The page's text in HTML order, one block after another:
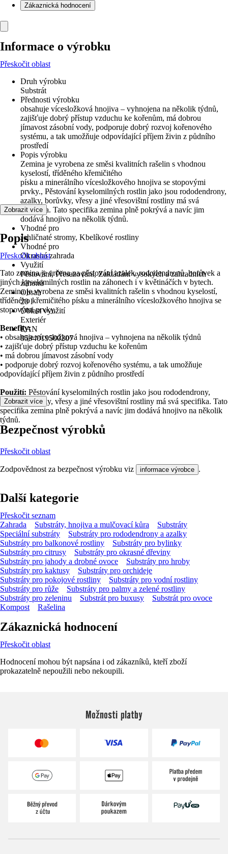
Zákaznická hodnocení
Informace o výrobku
Přeskočit oblast
Druh výrobku
Substrát
Přednosti výrobku
obsahuje vícesložková hnojiva – vyhnojena na několik týdnů,
zajišťuje dobrý přístup vzduchu ke kořenům, má dobrou
jímavost zásobní vody, podporuje dobrý rozvoj kořenového
systému, a tak umožňuje odpovídající příjem živin z půdního
prostředí
Popis výrobku
Zemina je vyrobena ze směsi kvalitních rašelin s vhodnou
kyselostí, tříděného křemičitého
písku a minerálního vícesložkového hnojiva se stopovými
prvky., Pěstování kyselomilných rostlin jako jsou rododendrony,
azalky, borůvky, vřesy a jiné vřesovištní rostliny má svá
specifika. Tato specifika zemina plně pokrývá a navíc jim
dodává hnojivo na několik týdnů.
Vhodné pro
Jehličnaté stromy, Kbelíkové rostliny
Vhodné pro
Okrasná zahrada
Využití
Pěstování, Přesazování, Zakládání vysokých a zahradních
záhonů
Obsah
20 l
Oblast využití
Exteriér
EAN
8594019500207
Zobrazit více
Popis
Přeskočit oblast
Tato zemina je určena na pěstování azalek, rododendronů, borůvek a
jiných kyselomilných rostlin na záhonech i v květináčích v bytech.
Zemina je vyrobena ze směsi kvalitních rašelin s vhodnou kyselostí,
tříděného křemičitého písku a minerálního vícesložkového hnojiva se
stopovými prvky.
Benefity:
• obsahuje vícesložková hnojiva – vyhnojena na několik týdnů
• zajišťuje dobrý přístup vzduchu ke kořenům
• má dobrou jímavost zásobní vody
• podporuje dobrý rozvoj kořenového systému, a tak umožňuje
odpovídající příjem živin z půdního prostředí
Použití: Pěstování kyselomilných rostlin jako jsou rododendrony,
azalky, borůvky, vřesy a jiné vřesovištní rostliny má svá specifika. Tato
specifika zemina plně pokrývá a navíc jim dodává hnojivo na několik
týdnů.
Zobrazit více
Bezpečnost výrobků
Přeskočit oblast
Zodpovědnost za bezpečnost výrobku viz informace výrobce .
Další kategorie
Přeskočit seznam
Zahrada
Substráty, hnojiva a mulčovací kůra
Substráty
Speciální substráty
Substráty pro rododendrony a azalky
Substráty pro balkonové rostliny
Substráty pro bylinky
Substráty pro citrusy
Substráty pro okrasné dřeviny
Substráty pro jahody a drobné ovoce
Substráty pro hroby
Substráty pro kaktusy
Substráty pro orchideje
Substráty pro pokojové rostliny
Substráty pro vodní rostliny
Substráty pro růže
Substráty pro palmy a zelené rostliny
Substráty pro zeleninu
Substrát pro buxusy
Substrát pro ovoce
Kompost
Rašelina
Zákaznická hodnocení
Přeskočit oblast
Hodnocení mohou být napsána i od zákazníků, kteří zboží
prokazatelně nepoužili nebo nekoupili.
Možnosti platby